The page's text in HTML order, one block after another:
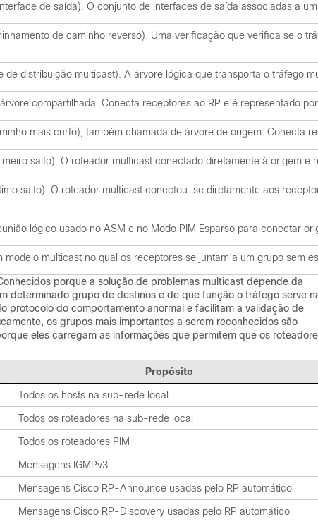
de saída). O conjunto de interfaces de saída associadas a
de caminho reverso). Uma verificação que verifica se o
de distribuição multicast). A árvore lógica que transporta o tráfego
compartilhada. Conecta receptores ao RP e é representado por
mais curto), também chamada de árvore de origem. Conecta
salto). O roteador multicast conectado diretamente à origem e
salto). O roteador multicast conectou-se diretamente aos
lógico usado no ASM e no Modo PIM Esparso para conectar
modelo multicast no qual os receptores se juntam a um grupo sem
porque a solução de problemas multicast depende da
determinado grupo de destinos e de que função o tráfego serve
protocolo do comportamento anormal e facilitam a validação de
os grupos mais importantes a serem reconhecidos são
eles carregam as informações que permitem que os
Propósito
Todos os hosts na sub-rede local
Todos os roteadores na sub-rede local
Todos os roteadores PIM
Mensagens IGMPv3
Mensagens Cisco RP-Announce usadas pelo RP automático
Mensagens Cisco RP-Discovery usadas pelo RP automático